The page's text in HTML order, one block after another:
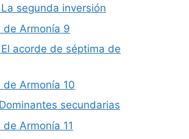
segunda inversión
de Armonía 9
acorde de séptima de
de Armonía 10
secundarias
de Armonía 11